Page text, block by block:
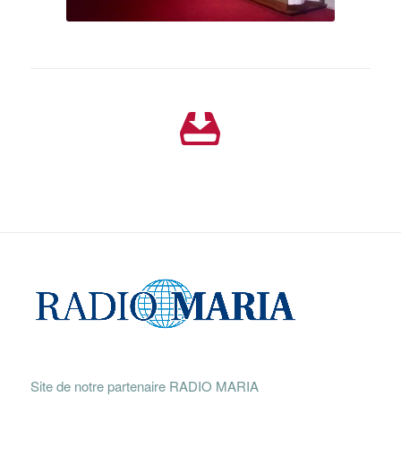
Site de notre partenaire RADIO MARIA